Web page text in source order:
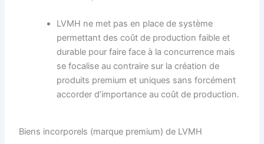
LVMH ne met pas en place de système
permettant des coût de production faible et
durable pour faire face à la concurrence mais
se focalise au contraire sur la création de
produits premium et uniques sans forcément
accorder d’importance au coût de production.
Biens incorporels (marque premium) de LVMH